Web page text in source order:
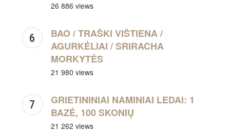
26 886 views
BAO / TRAŠKI VIŠTIENA /
AGURKĖLIAI / SRIRACHA
MORKYTĖS
21 980 views
GRIETININIAI NAMINIAI LEDAI: 1
BAZĖ, 100 SKONIŲ
21 262 views